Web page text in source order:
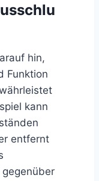
hin,
Funktion
kann
entfernt